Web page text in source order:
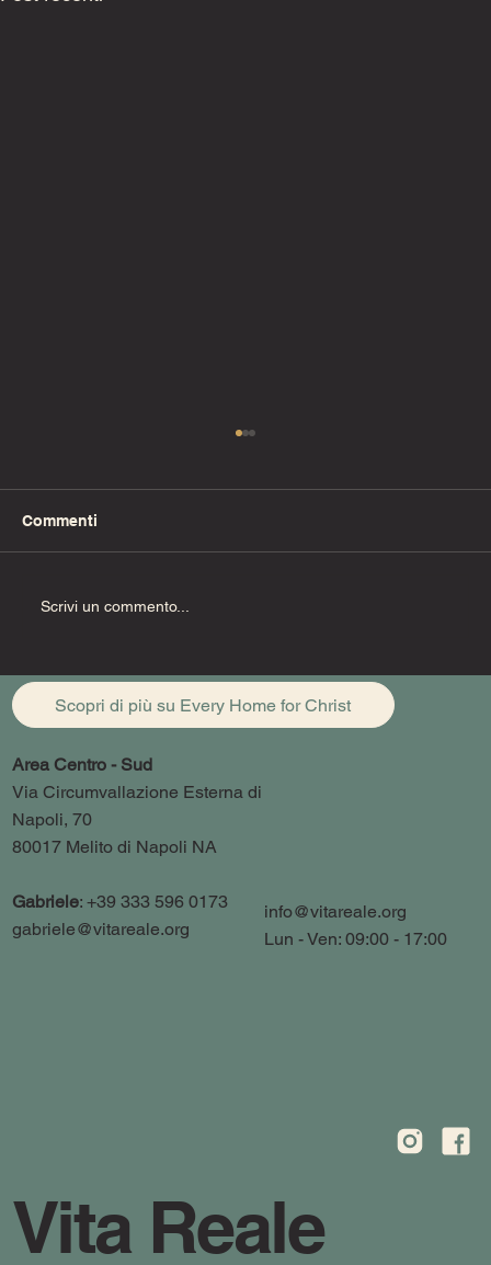
Commenti
Scrivi un commento...
Scopri di più su Every Home for Christ
Area Centro - Sud
Via Circumvallazione Esterna di
Napoli, 70
80017 Melito di Napoli NA
Gabriele: +39 333 596 0173
gabriele@vitareale.org
info@vitareale.org
Lun - Ven: 09:00 - 17:00
Vita Reale